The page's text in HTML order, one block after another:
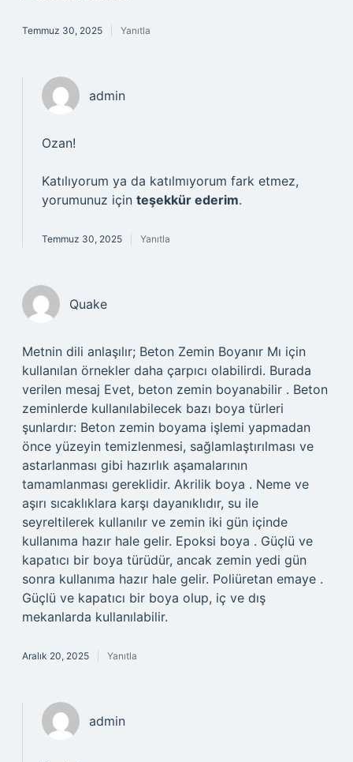
Temmuz 30, 2025 Yanıtla
admin
Ozan!
Katılıyorum ya da katılmıyorum fark etmez,
yorumunuz için teşekkür ederim.
Temmuz 30, 2025 Yanıtla
Quake
Metnin dili anlaşılır; Beton Zemin Boyanır Mı için
kullanılan örnekler daha çarpıcı olabilirdi. Burada
verilen mesaj Evet, beton zemin boyanabilir . Beton
zeminlerde kullanılabilecek bazı boya türleri
şunlardır: Beton zemin boyama işlemi yapmadan
önce yüzeyin temizlenmesi, sağlamlaştırılması ve
astarlanması gibi hazırlık aşamalarının
tamamlanması gereklidir. Akrilik boya . Neme ve
aşırı sıcaklıklara karşı dayanıklıdır, su ile
seyreltilerek kullanılır ve zemin iki gün içinde
kullanıma hazır hale gelir. Epoksi boya . Güçlü ve
kapatıcı bir boya türüdür, ancak zemin yedi gün
sonra kullanıma hazır hale gelir. Poliüretan emaye .
Güçlü ve kapatıcı bir boya olup, iç ve dış
mekanlarda kullanılabilir.
Aralık 20, 2025 Yanıtla
admin